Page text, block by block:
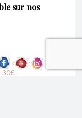
sur nos
plaisir
30€